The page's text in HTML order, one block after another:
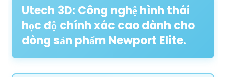
Utech 3D: Công nghệ hình thái
học độ chính xác cao dành cho
dòng sản phẩm Newport Elite.